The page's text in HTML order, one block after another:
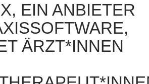
EIN ANBIETER
ÄRZT*INNEN